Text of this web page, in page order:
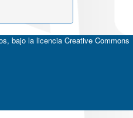
bajo la licencia Creative Commons